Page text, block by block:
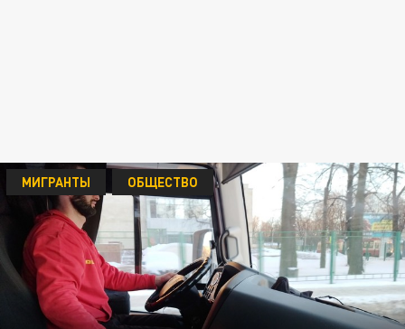
МИГРАНТЫ ОБЩЕСТВО